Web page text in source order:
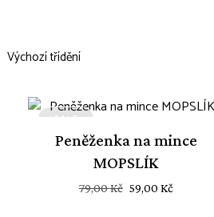
SALE
Peněženka na mince
MOPSLÍK
79,00Kč Původní
59,00 KčAktuální